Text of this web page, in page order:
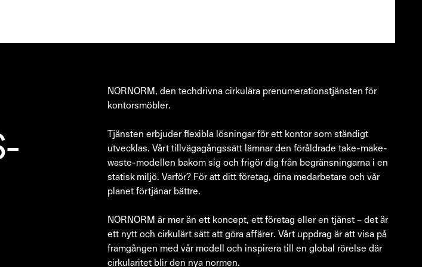
NORNORM, den techdrivna cirkulära prenumerationstjänsten för
kontorsmöbler.
Tjänsten erbjuder flexibla lösningar för ett kontor som ständigt
utvecklas. Vårt tillvägagångssätt lämnar den föråldrade take-make-
waste-modellen bakom sig och frigör dig från begränsningarna i en
statisk miljö. Varför? För att ditt företag, dina medarbetare och vår
planet förtjänar bättre.
NORNORM är mer än ett koncept, ett företag eller en tjänst – det är
ett nytt och cirkulärt sätt att göra affärer. Vårt uppdrag är att visa på
framgången med vår modell och inspirera till en global rörelse där
cirkularitet blir den nya normen.